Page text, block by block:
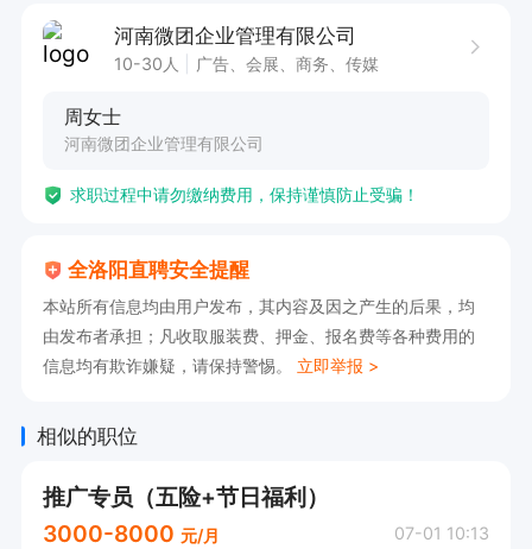
河南微团企业管理有限公司
10-30人 广告、会展、商务、传媒
周女士
河南微团企业管理有限公司
求职过程中请勿缴纳费用，保持谨慎防止受骗！
全洛阳直聘安全提醒
本站所有信息均由用户发布，其内容及因之产生的后果，均
由发布者承担；凡收取服装费、押金、报名费等各种费用的
信息均有欺诈嫌疑，请保持警惕。 立即举报 >
相似的职位
推广专员（五险+节日福利）
3000-8000 元/月 07-01 10:13